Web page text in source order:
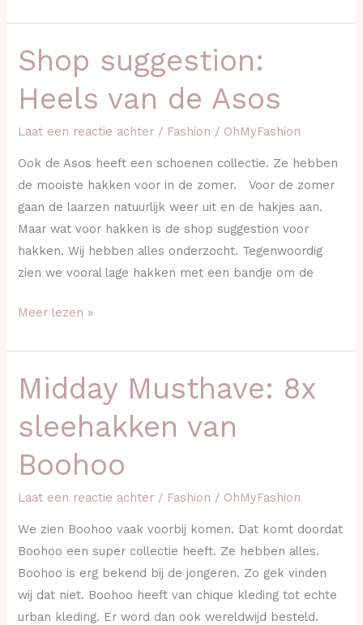
Shop suggestion:
Heels van de Asos
Laat een reactie achter / Fashion / OhMyFashion
Ook de Asos heeft een schoenen collectie. Ze hebben
de mooiste hakken voor in de zomer. Voor de zomer
gaan de laarzen natuurlijk weer uit en de hakjes aan.
Maar wat voor hakken is de shop suggestion voor
hakken. Wij hebben alles onderzocht. Tegenwoordig
zien we vooral lage hakken met een bandje om de
Shop
suggestion:
Heels
de
Asos
Meer lezen »
Midday Musthave: 8x
sleehakken van
Boohoo
Laat een reactie achter / Fashion / OhMyFashion
We zien Boohoo vaak voorbij komen. Dat komt doordat
Boohoo een super collectie heeft. Ze hebben alles.
Boohoo is erg bekend bij de jongeren. Zo gek vinden
wij dat niet. Boohoo heeft van chique kleding tot echte
urban kleding. Er word dan ook wereldwijd besteld.
Midday
Musthave:
8x
van